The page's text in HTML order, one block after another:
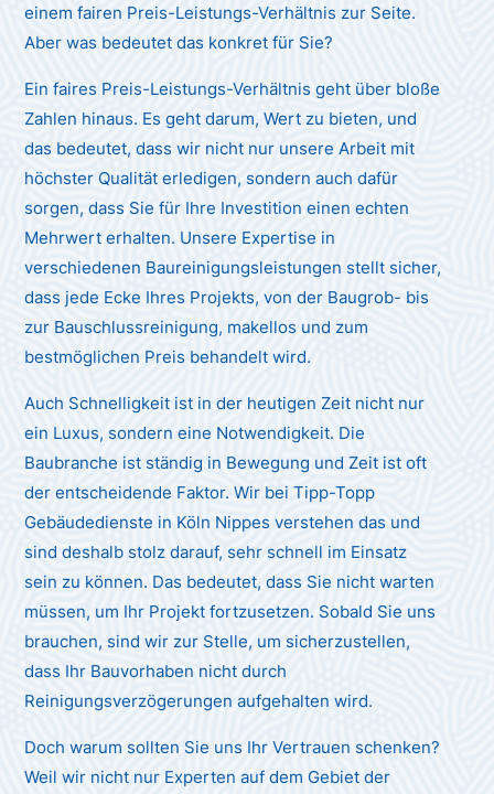
einem fairen Preis-Leistungs-Verhältnis zur Seite.
Aber was bedeutet das konkret für Sie?
Ein faires Preis-Leistungs-Verhältnis geht über bloße
Zahlen hinaus. Es geht darum, Wert zu bieten, und
das bedeutet, dass wir nicht nur unsere Arbeit mit
höchster Qualität erledigen, sondern auch dafür
sorgen, dass Sie für Ihre Investition einen echten
Mehrwert erhalten. Unsere Expertise in
verschiedenen Baureinigungsleistungen stellt sicher,
dass jede Ecke Ihres Projekts, von der Baugrob- bis
zur Bauschlussreinigung, makellos und zum
bestmöglichen Preis behandelt wird.
Auch Schnelligkeit ist in der heutigen Zeit nicht nur
ein Luxus, sondern eine Notwendigkeit. Die
Baubranche ist ständig in Bewegung und Zeit ist oft
der entscheidende Faktor. Wir bei Tipp-Topp
Gebäudedienste in Köln Nippes verstehen das und
sind deshalb stolz darauf, sehr schnell im Einsatz
sein zu können. Das bedeutet, dass Sie nicht warten
müssen, um Ihr Projekt fortzusetzen. Sobald Sie uns
brauchen, sind wir zur Stelle, um sicherzustellen,
dass Ihr Bauvorhaben nicht durch
Reinigungsverzögerungen aufgehalten wird.
Doch warum sollten Sie uns Ihr Vertrauen schenken?
Weil wir nicht nur Experten auf dem Gebiet der